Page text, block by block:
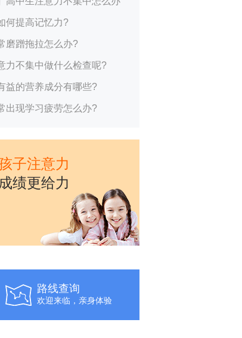
何提高记忆力?
磨蹭拖拉怎么办?
力不集中做什么检查呢?
益的营养成分有哪些?
出现学习疲劳怎么办?
子注意力
绩更给力
路线查询
欢迎来临，亲身体验